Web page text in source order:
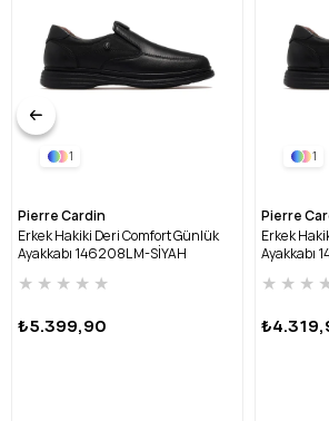
1
Pierre Cardin
Erkek Hakiki Deri Comfort Günlük
Ayakkabı 146208L M-SİYAH
★ ★ ★ ★ ★
₺5.399,90
1
Pierre
Erkek
Ayakkabı
★ ★ ★